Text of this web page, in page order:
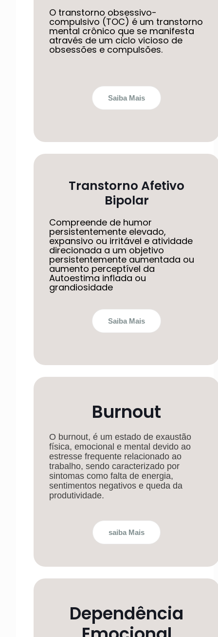
O transtorno obsessivo-
compulsivo (TOC) é um transtorno
mental crônico que se manifesta
através de um ciclo vicioso de
obsessões e compulsões.
Saiba Mais
Transtorno Afetivo
Bipolar
Compreende de humor
persistentemente elevado,
expansivo ou irritável e atividade
direcionada a um objetivo
persistentemente aumentada ou
aumento perceptível da
Autoestima inflada ou
grandiosidade
Saiba Mais
Burnout
O burnout, é um estado de exaustão
física, emocional e mental devido ao
estresse frequente relacionado ao
trabalho, sendo caracterizado por
sintomas como falta de energia,
sentimentos negativos e queda da
produtividade.
saiba Mais
Dependência